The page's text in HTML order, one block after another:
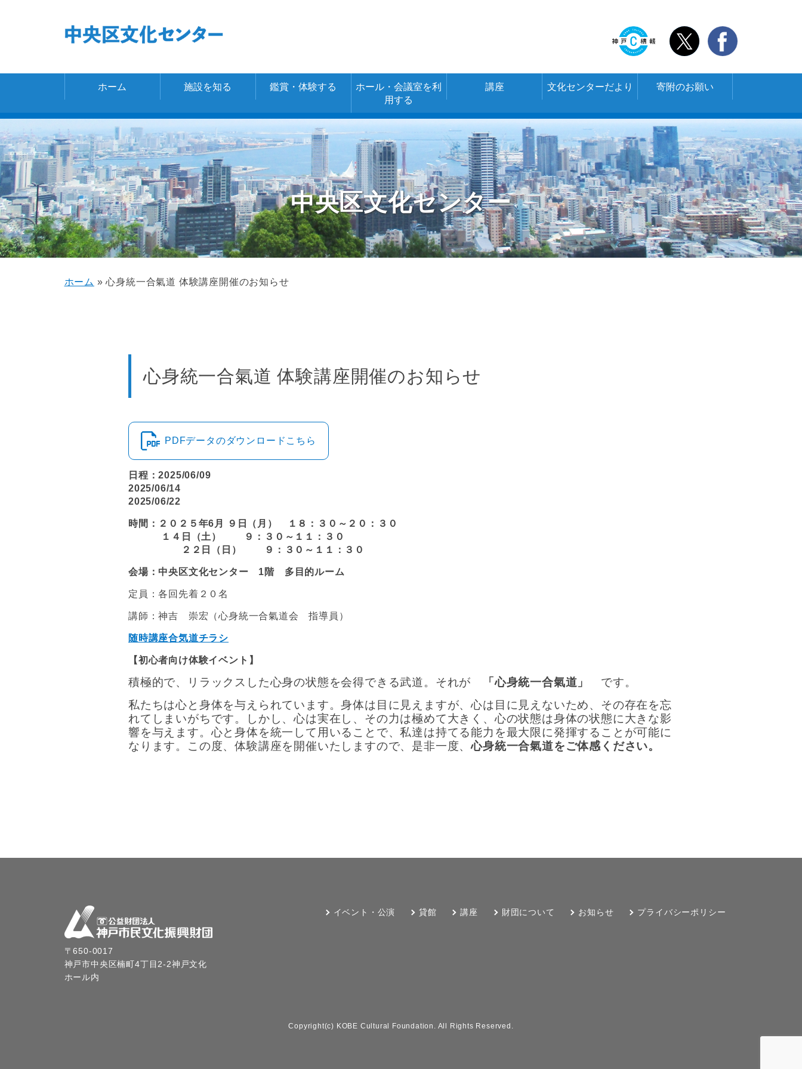
ホーム 施設を知る 鑑賞・体験する
ホール・会議室を利
用する
空き室情報・ご
予約
（あじさいネッ
ト）
施設の詳細
施設の使用料金
講座 文化センターだより 寄附のお願い
中央区文化センター
ホーム »心身統一合氣道 体験講座開催のお知らせ
心身統一合氣道 体験講座開催のお知らせ
PDFデータのダウンロードこちら
日程：2025/06/09
2025/06/14
2025/06/22
時間：２０２５年6月 ９日（月） １８：３０～２０：３０
１４日（土） ９：３０～１１：３０
２２日（日） ９：３０～１１：３０
会場：中央区文化センター 1階 多目的ルーム
定員：各回先着２０名
講師：神吉 崇宏（心身統一合氣道会 指導員）
随時講座合気道チラシ
【初心者向け体験イベント】
積極的で、リラックスした心身の状態を会得できる武道。それが 「心身統一合氣道」
です。
私たちは心と身体を与えられています。身体は目に見えますが、心は目に見えないため、その存在を忘
れてしまいがちです。しかし、心は実在し、その力は極めて大きく、心の状態は身体の状態に大きな影
響を与えます。心と身体を統一して用いることで、私達は持てる能力を最大限に発揮することが可能に
なります。この度、体験講座を開催いたしますので、是非一度、心身統一合氣道をご体感ください。
〒650-0017
神戸市中央区楠町4丁目2-2神戸文化
ホール内
イベント・公演 貸館 講座 財団について お知らせ プライバシーポリシー
Copyright(c) KOBE Cultural Foundation. All Rights Reserved.